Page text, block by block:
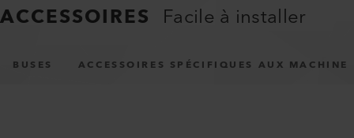
ACCESSOIRES Facile à installer
BUSES ACCESSOIRES SPÉCIFIQUES AUX MACHINE